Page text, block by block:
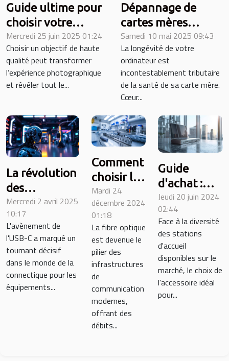
Guide ultime pour
choisir votre
prochain objectif
de haute qualité
Mercredi 25 juin 2025 01:24
Choisir un objectif de haute
qualité peut transformer
l’expérience photographique
et révéler tout le...
Dépannage de
cartes mères
conseils et astuces
pour élargir la
durée de vie de
votre PC
Samedi 10 mai 2025 09:43
La longévité de votre
ordinateur est
incontestablement tributaire
de la santé de sa carte mère.
Cœur...
La révolution
des
interfaces
USB-C pour
les
périphériques
et accessoires
high-tech
Mercredi 2 avril 2025
10:17
L'avènement de
l'USB-C a marqué un
tournant décisif
dans le monde de la
connectique pour les
équipements...
Comment
choisir la
meilleure
cliveuse
de fibre
optique
pour
votre
réseau
Mardi 24
décembre 2024
01:18
La fibre optique
est devenue le
pilier des
infrastructures
de
communication
modernes,
offrant des
débits...
Guide
d'achat :
Comment
choisir la
station
d'accueil
idéale pour
augmenter
la
productivité
Jeudi 20 juin 2024
02:44
Face à la diversité
des stations
d'accueil
disponibles sur le
marché, le choix de
l'accessoire idéal
pour...